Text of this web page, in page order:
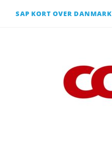
SAP KORT OVER DANMARK